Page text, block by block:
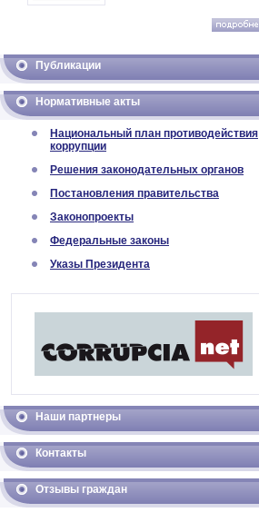
Публикации
Нормативные акты
Национальный план противодействия
коррупции
Решения законодательных органов
Постановления правительства
Законопроекты
Федеральные законы
Указы Президента
Наши партнеры
Контакты
Отзывы граждан